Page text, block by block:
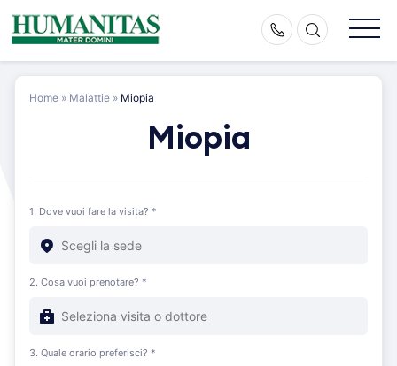
Skip
to
Home » Malattie » Miopia
Miopia
1. Dove vuoi fare la visita? *
2. Cosa vuoi prenotare? *
3. Quale orario preferisci? *